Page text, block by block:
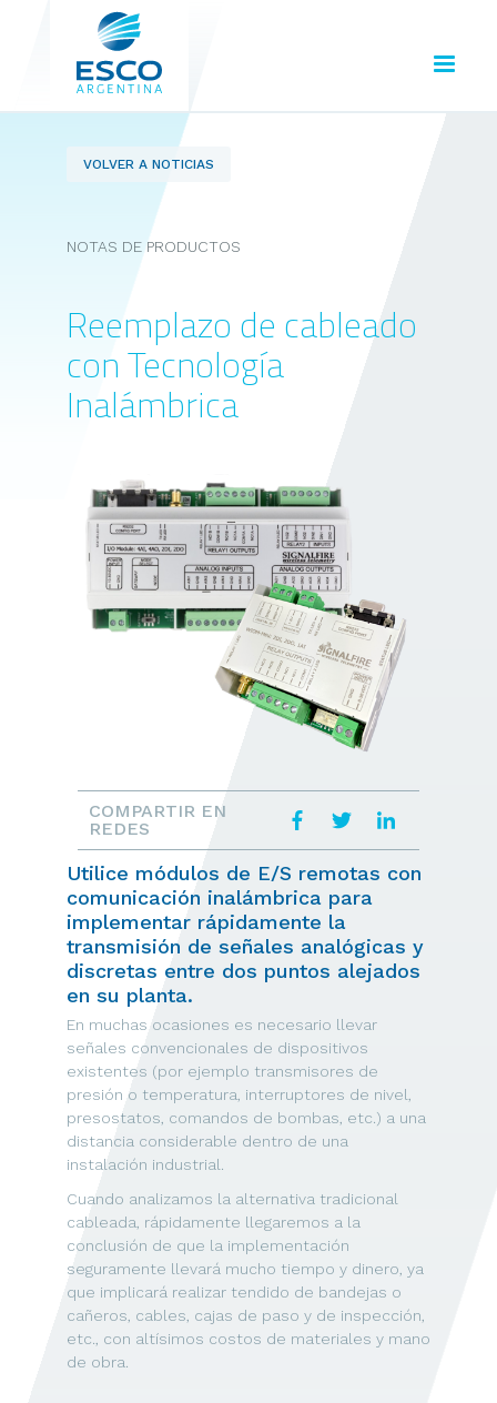
VOLVER A NOTICIAS
NOTAS DE PRODUCTOS
Reemplazo de cableado
con Tecnología
Inalámbrica
COMPARTIR EN
REDES
Utilice módulos de E/S remotas con
comunicación inalámbrica para
implementar rápidamente la
transmisión de señales analógicas y
discretas entre dos puntos alejados
en su planta.
En muchas ocasiones es necesario llevar
señales convencionales de dispositivos
existentes (por ejemplo transmisores de
presión o temperatura, interruptores de nivel,
presostatos, comandos de bombas, etc.) a una
distancia considerable dentro de una
instalación industrial.
Cuando analizamos la alternativa tradicional
cableada, rápidamente llegaremos a la
conclusión de que la implementación
seguramente llevará mucho tiempo y dinero, ya
que implicará realizar tendido de bandejas o
cañeros, cables, cajas de paso y de inspección,
etc., con altísimos costos de materiales y mano
de obra.